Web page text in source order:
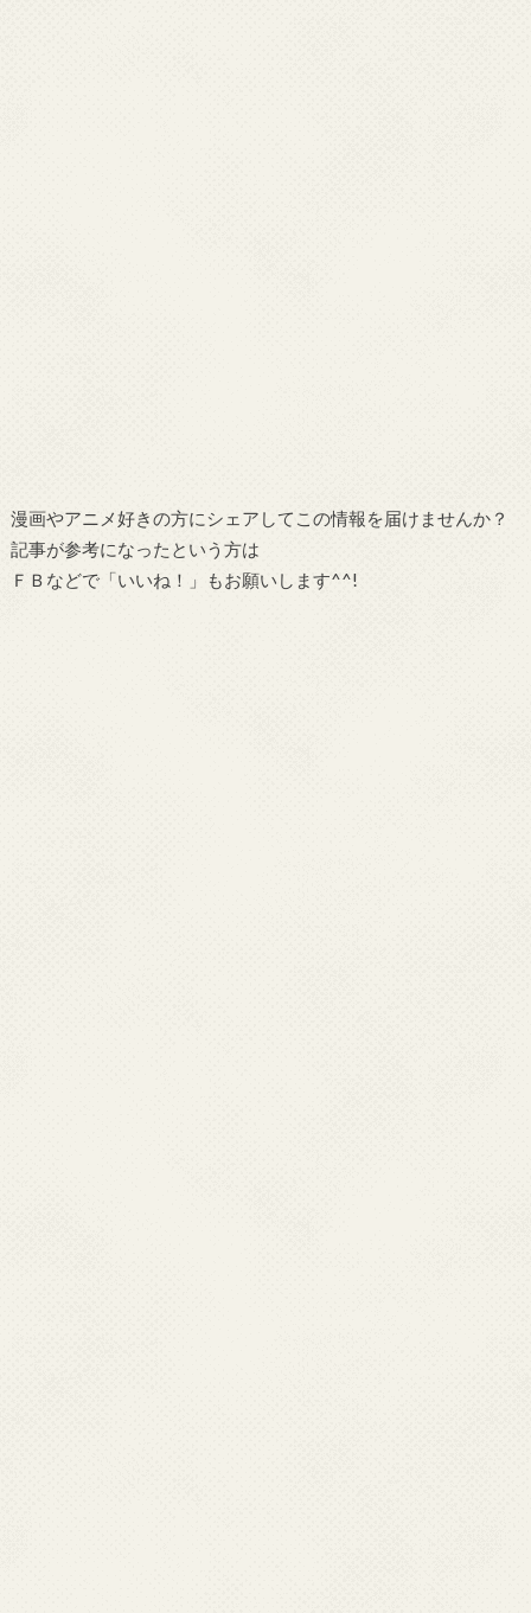
漫画やアニメ好きの方にシェアしてこの情報を届けませんか？
記事が参考になったという方は
ＦＢなどで「いいね！」もお願いします^^!